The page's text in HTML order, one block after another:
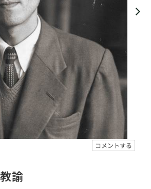
コメントする
諭